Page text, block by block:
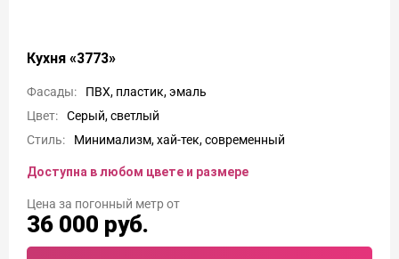
Кухня «3773»
Фасады:
ПВХ, пластик, эмаль
Цвет:
Серый, светлый
Стиль:
Минимализм, хай-тек, современный
Доступна в любом цвете и размере
Цена
36 000 руб.